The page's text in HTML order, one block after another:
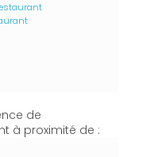
de
à proximité de :